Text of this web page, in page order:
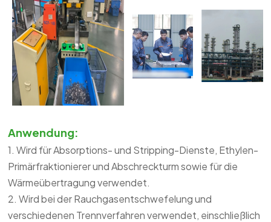
Anwendung:
1. Wird für Absorptions- und Stripping-Dienste, Ethylen-
Primärfraktionierer und Abschreckturm sowie für die
Wärmeübertragung verwendet.
2. Wird bei der Rauchgasentschwefelung und
verschiedenen Trennverfahren verwendet, einschließlich